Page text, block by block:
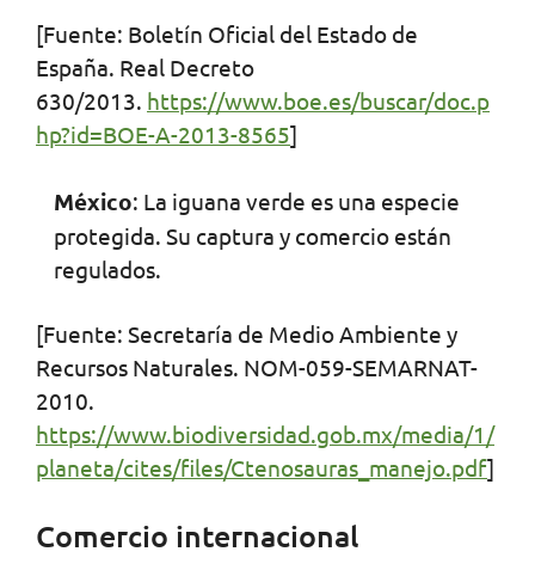
[Fuente: Boletín Oficial del Estado de
España. Real Decreto
630/2013. https://www.boe.es/buscar/doc.p
hp?id=BOE-A-2013-8565]
México: La iguana verde es una especie
protegida. Su captura y comercio están
regulados.
[Fuente: Secretaría de Medio Ambiente y
Recursos Naturales. NOM-059-SEMARNAT-
2010.
https://www.biodiversidad.gob.mx/media/1/
planeta/cites/files/Ctenosauras_manejo.pdf]
Comercio internacional